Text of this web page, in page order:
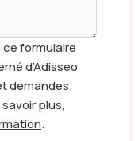
formulaire
d’Adisseo
demandes
plus,
.